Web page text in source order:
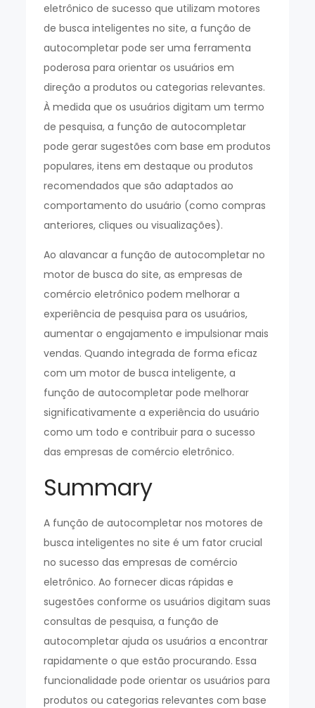
eletrônico de sucesso que utilizam motores
de busca inteligentes no site, a função de
autocompletar pode ser uma ferramenta
poderosa para orientar os usuários em
direção a produtos ou categorias relevantes.
À medida que os usuários digitam um termo
de pesquisa, a função de autocompletar
pode gerar sugestões com base em produtos
populares, itens em destaque ou produtos
recomendados que são adaptados ao
comportamento do usuário (como compras
anteriores, cliques ou visualizações).
Ao alavancar a função de autocompletar no
motor de busca do site, as empresas de
comércio eletrônico podem melhorar a
experiência de pesquisa para os usuários,
aumentar o engajamento e impulsionar mais
vendas. Quando integrada de forma eficaz
com um motor de busca inteligente, a
função de autocompletar pode melhorar
significativamente a experiência do usuário
como um todo e contribuir para o sucesso
das empresas de comércio eletrônico.
Summary
A função de autocompletar nos motores de
busca inteligentes no site é um fator crucial
no sucesso das empresas de comércio
eletrônico. Ao fornecer dicas rápidas e
sugestões conforme os usuários digitam suas
consultas de pesquisa, a função de
autocompletar ajuda os usuários a encontrar
rapidamente o que estão procurando. Essa
funcionalidade pode orientar os usuários para
produtos ou categorias relevantes com base